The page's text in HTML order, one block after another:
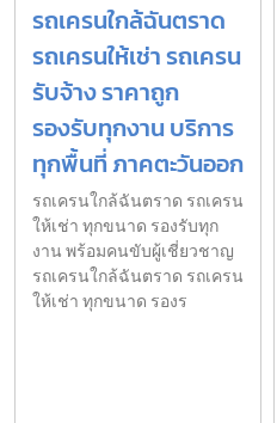
รถเครนใกล้ฉันตราด
รถเครนให้เช่า รถเครน
รับจ้าง ราคาถูก
รองรับทุกงาน บริการ
ทุกพื้นที่ ภาคตะวันออก
รถเครนใกล้ฉันตราด รถเครน
ให้เช่า ทุกขนาด รองรับทุก
งาน พร้อมคนขับผู้เชี่ยวชาญ
รถเครนใกล้ฉันตราด รถเครน
ให้เช่า ทุกขนาด รองร